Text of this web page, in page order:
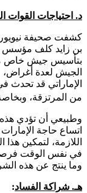
د. احتياجات القوات
كشفت صحيفة
بن زايد كلف مؤسس
بتأسيس جيش خاص من
الجيش لعدة
الإماراتي قد تحدث
من المرتزقة،
وطبيعي أن تؤدي هذه
اتساع حاجة
اللازمة، لتمكين
في نفس الوقت فرصة
وما ينتج عن هذه
هـ. شراكة الفساد: